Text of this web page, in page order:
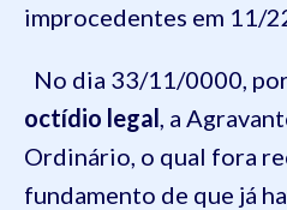
improcedentes em 11/
No dia 33/11/0000,
octídio legal, a
Ordinário, o qual fora
fundamento de que já